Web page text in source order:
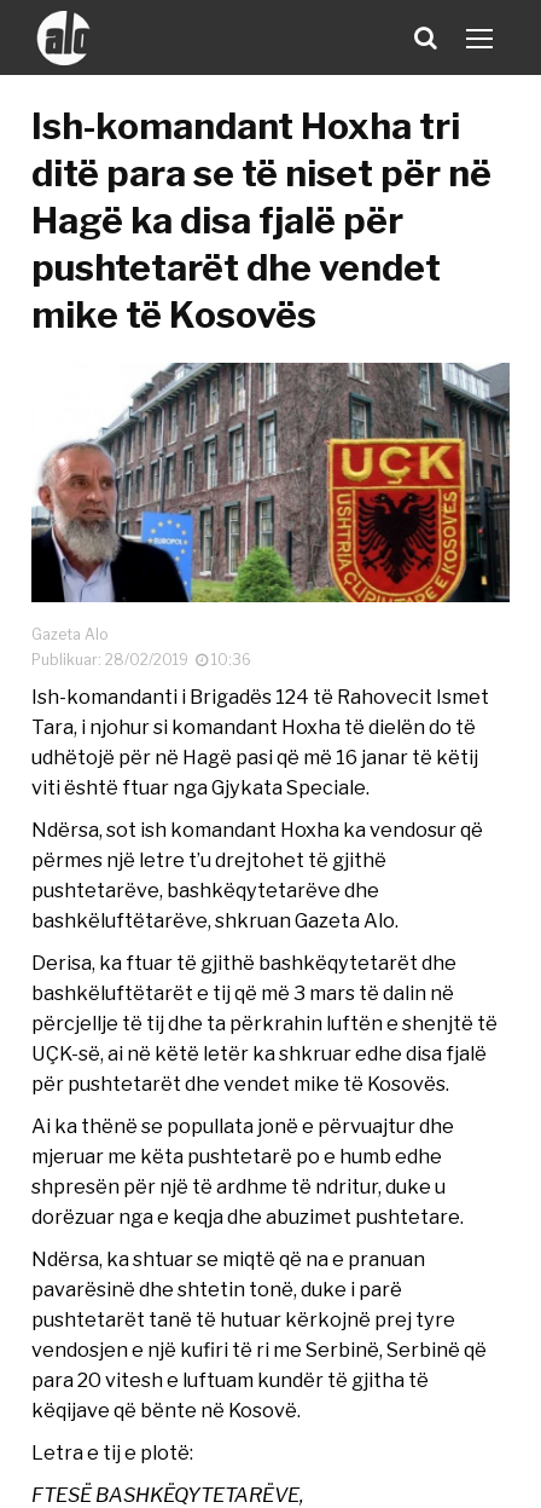
Ish-komandant Hoxha tri
ditë para se të niset për në
Hagë ka disa fjalë për
pushtetarët dhe vendet
mike të Kosovës
Gazeta Alo
Publikuar: 28/02/2019
10:36
Ish-komandanti i Brigadës 124 të Rahovecit Ismet
Tara, i njohur si komandant Hoxha të dielën do të
udhëtojë për në Hagë pasi që më 16 janar të këtij
viti është ftuar nga Gjykata Speciale.
Ndërsa, sot ish komandant Hoxha ka vendosur që
përmes një letre t’u drejtohet të gjithë
pushtetarëve, bashkëqytetarëve dhe
bashkëluftëtarëve, shkruan Gazeta Alo.
Derisa, ka ftuar të gjithë bashkëqytetarët dhe
bashkëluftëtarët e tij që më 3 mars të dalin në
përcjellje të tij dhe ta përkrahin luftën e shenjtë të
UÇK-së, ai në këtë letër ka shkruar edhe disa fjalë
për pushtetarët dhe vendet mike të Kosovës.
Ai ka thënë se popullata jonë e përvuajtur dhe
mjeruar me këta pushtetarë po e humb edhe
shpresën për një të ardhme të ndritur, duke u
dorëzuar nga e keqja dhe abuzimet pushtetare.
Ndërsa, ka shtuar se miqtë që na e pranuan
pavarësinë dhe shtetin tonë, duke i parë
pushtetarët tanë të hutuar kërkojnë prej tyre
vendosjen e një kufiri të ri me Serbinë, Serbinë që
para 20 vitesh e luftuam kundër të gjitha të
këqijave që bënte në Kosovë.
Letra e tij e plotë:
FTESË BASHKËQYTETARËVE,